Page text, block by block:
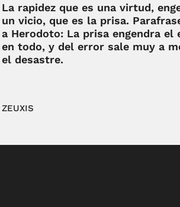
La rapidez que es una virtud,
un vicio, que es la prisa.
a Herodoto: La prisa engendra el
en todo, y del error sale muy a
el desastre.
ZEUXIS